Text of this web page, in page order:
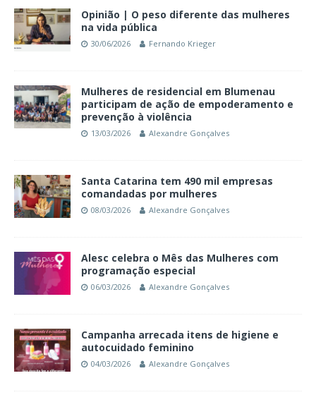
Opinião | O peso diferente das mulheres
na vida pública
30/06/2026 Fernando Krieger
Mulheres de residencial em Blumenau
participam de ação de empoderamento e
prevenção à violência
13/03/2026 Alexandre Gonçalves
Santa Catarina tem 490 mil empresas
comandadas por mulheres
08/03/2026 Alexandre Gonçalves
Alesc celebra o Mês das Mulheres com
programação especial
06/03/2026 Alexandre Gonçalves
Campanha arrecada itens de higiene e
autocuidado feminino
04/03/2026 Alexandre Gonçalves